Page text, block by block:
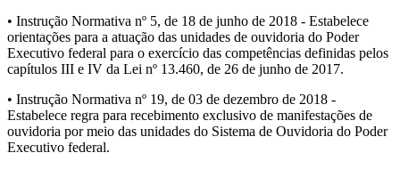
• Instrução Normativa nº 5, de 18 de junho de 2018 - Estabelece
orientações para a atuação das unidades de ouvidoria do Poder
Executivo federal para o exercício das competências definidas pelos
capítulos III e IV da Lei nº 13.460, de 26 de junho de 2017.
• Instrução Normativa nº 19, de 03 de dezembro de 2018 -
Estabelece regra para recebimento exclusivo de manifestações de
ouvidoria por meio das unidades do Sistema de Ouvidoria do Poder
Executivo federal.